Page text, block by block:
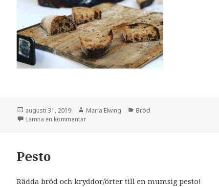
Postat
augusti 31, 2019 Författare
Maria Elwing Kategorier
Bröd
Lämna en kommentartill Stekt bröd eller inget svinn alls
Pesto
Rädda bröd och kryddor/örter till en mumsig pesto!